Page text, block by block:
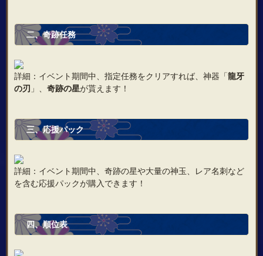
二、奇跡任務
詳細：イベント期間中、指定任務をクリアすれば、神器「龍牙
の刃 」、 奇跡の星が貰えます！
三、応援パック
詳細：イベント期間中、奇跡の星や大量の神玉、レア名刺など
を含む応援パックが購入できます！
四、順位表